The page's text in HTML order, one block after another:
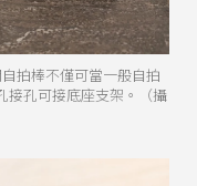
拍棒不僅可當一般自拍
接孔可接底座支架。（攝